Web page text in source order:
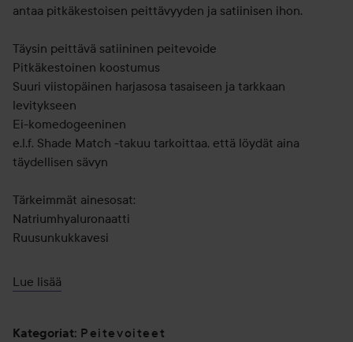
antaa pitkäkestoisen peittävyyden ja satiinisen ihon.
Täysin peittävä satiininen peitevoide
Pitkäkestoinen koostumus
Suuri viistopäinen harjasosa tasaiseen ja tarkkaan
levitykseen
Ei-komedogeeninen
e.l.f. Shade Match -takuu tarkoittaa, että löydät aina
täydellisen sävyn
Tärkeimmät ainesosat:
Natriumhyaluronaatti
Ruusunkukkavesi
Sopii hyvin: Normaalille, rasvaiselle, kuivalle ja sekaiholle
peitevoide peittää epäpuhtaudet ja tummat silmänaluset
Lue lisää
Kategoriat: Peitevoiteet